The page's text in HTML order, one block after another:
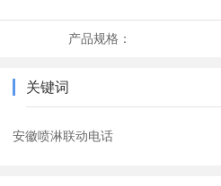
产品规格：
关键词
安徽喷淋联动电话